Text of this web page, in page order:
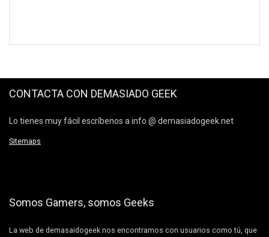
CONTACTA CON DEMASIADO GEEK
Lo tienes muy fácil escríbenos a info @ demasiadogeek.net
Sitemaps
Somos Gamers, somos Geeks
La web de demasaidogeek nos encontramos con usuarios como tú, que